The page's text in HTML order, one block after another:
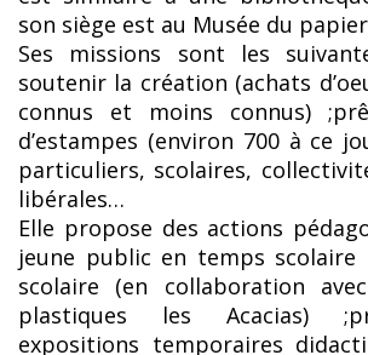
son siège est au Musée du
Ses missions sont les
soutenir la création (achats
connus et moins connus)
d’estampes (environ 700 à ce
particuliers, scolaires,
libérales…
Elle propose des actions
jeune public en temps
scolaire (en collaboration avec
plastiques les Acacias)
expositions temporaires